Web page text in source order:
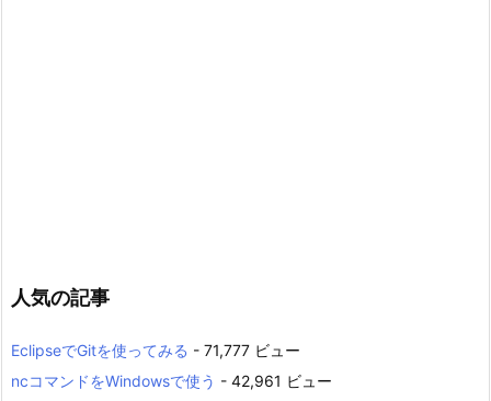
人気の記事
EclipseでGitを使ってみる - 71,777 ビュー
ncコマンドをWindowsで使う - 42,961 ビュー